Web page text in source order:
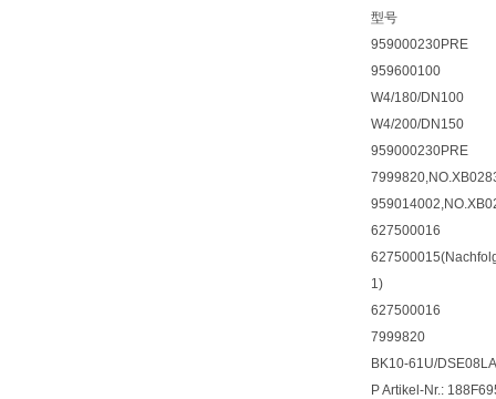
型号
959000230PRE
959600100
W4/180/DN100
W4/200/DN150
959000230PRE
627500016
1)
627500016
7999820
BK10-61U/
P Artikel-Nr.: